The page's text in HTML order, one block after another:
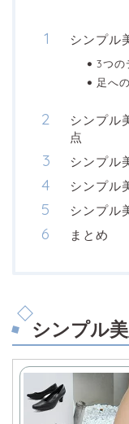
シンプル
3つの
足へ
シンプル
点
シンプル
シンプル
シンプル
まとめ
シンプル